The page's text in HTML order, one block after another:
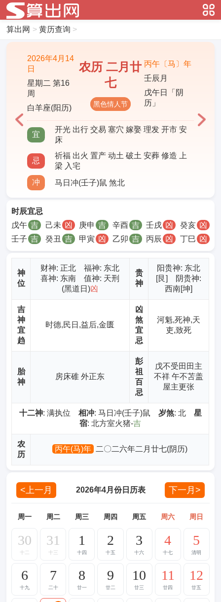
算出网 > 黄历查询 >
2026年4月14
日
星期二 第16
周
白羊座(阳历)
农历 二月廿
七
黑色情人节
丙午〔马〕年
壬辰月
戊午日「阴
历」
宜
开光 出行 交易 塞穴 嫁娶 理发 开市 安
床
忌
祈福 出火 置产 动土 破土 安葬 修造 上
梁 入宅
冲
马日冲(壬子)鼠 煞北
时辰宜忌
壬子 吉 癸丑 吉 甲寅 凶 乙卯 吉 丙辰 凶 丁巳 凶
戊午 吉 己未 凶 庚申 吉 辛酉 吉 壬戌 凶 癸亥 凶
神
位
财神: 正北 福神: 东北
喜神: 东南 值神: 天刑
(黑道日)凶
贵
神
阳贵神: 东北
[艮] 阴贵神:
西南[坤]
吉
神
宜
趋
时德,民日,益后,金匮
凶
煞
宜
忌
河魁,死神,天
吏,致死
胎
神
房床碓 外正东
彭
祖
百
忌
戊不受田田主
不祥 午不苫盖
屋主更张
十二神: 满执位 相冲: 马日冲(壬子)鼠 岁煞: 北 星
宿: 北方室火猪-吉
农
历
丙午(马)年 二〇二六年二月廿七(阴历)
<上一月 2026年4月份日历表 下一月>
周一 周二 周三 周四 周五 周六 周日
30
十二
31
十三
1
十四
2
十五
3
十六
4
十七
5
清明
6
十九
7
二十
8
廿一
9
廿二
10
廿三
11
廿四
12
廿五